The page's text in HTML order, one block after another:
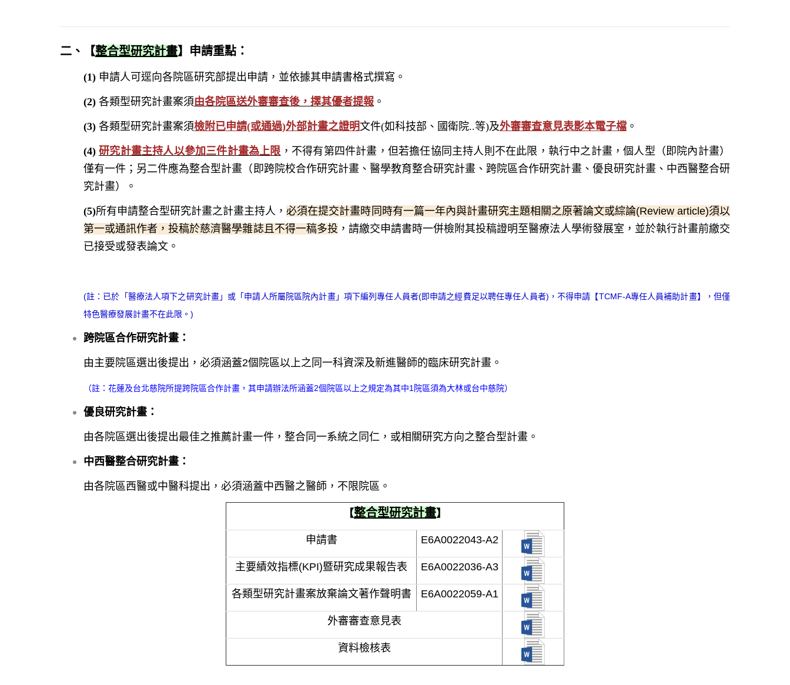
二、【整合型研究計畫】 申請重點 ：
(1) 申請人可逕向各院區研究部提出申請，並依據其申請書格式撰寫。
(2) 各類型研究計畫案須由各院區送外審審查後，擇其優者提報 。
(3) 各類型研究計畫案須檢附已申請(或通過)外部計畫之證明文件(如科技部、國衛院..等)及外審審查意見表影本電子檔 。
(4)研究計畫主持人以參加三件計畫為上限 ，不得有第四件計畫，但若擔任協同主持人則不在此限， 執行中之計畫，個人型（即院內計畫）
僅有一件；另二件應為整合型計畫（即跨院校合作研究計畫、醫學教育整合研究計畫、跨院區合作研究計畫、優良研究計畫、中西醫整合研
究計畫）。
(5)所有申請整合型研究計畫之計畫主持人，必須在提交計畫時同時有一篇一年內與計畫研究主題相關之原著論文或綜論(Review article)須以
第一或通訊作者，投稿於慈濟醫學雜誌且不得一稿多投 ，請繳交申請書時一併檢附其投稿證明至醫療法人學術發展室，並於執行計畫前繳交
已接受或發表論文。
(註： 已於「醫療法人項下之研究計畫」或「申請人所屬院區院內計畫」項下編列專任人員者(即申請之經費足以聘任專任人員者)，不得申請【TCMF-A專任人員補助計畫】，但僅
特色醫療發展計畫不在此限。)
跨院區合作研究計畫：
由主要院區選出後提出，必須涵蓋2個院區以上之同一科資深及新進醫師的臨床研究計畫。
（註：花蓮及台北慈院所提跨院區合作計畫，其申請辦法所涵蓋2個院區以上之規定為其中1院區須為大林或台中慈院）
優良研究計畫 ：
由各院區選出後提出最佳之推薦計畫一件，整合同一系統之同仁，或相關研究方向之整合型計畫。
中西醫整合研究計畫 ：
由各院區西醫或中醫科提出，必須涵蓋中西醫之醫師，不限院區。
【整合型研究計畫】
申請書 E6A0022043-A2
主要績效指標(KPI)暨研究成果報告表 E6A0022036-A3
各類型研究計畫案放棄論文著作聲明書 E6A0022059-A1
外審審查意見表
資料檢核表